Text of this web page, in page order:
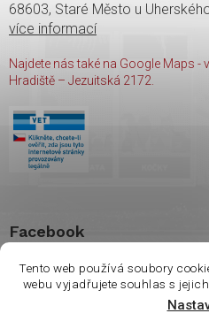
Tento web používá soubory
webu vyjadřujete souhlas s
68603, Staré Město u
více informací
Najdete nás také na Google Maps -
Hradiště – Jezuitská 2172.
Facebook